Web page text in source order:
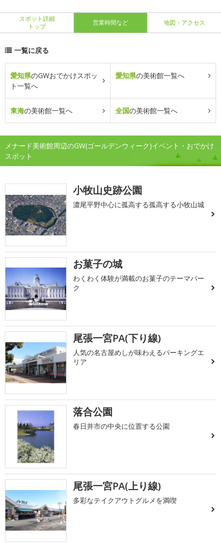
スポット詳細
トップ
営業時間など 地図・アクセス
一覧に戻る
愛知県のGWおでかけスポッ
ト一覧へ
愛知県の美術館一覧へ
東海の美術館一覧へ 全国の美術館一覧へ
メナード美術館周辺のGW(ゴールデンウィーク)イベント・おでかけ
スポット
小牧山史跡公園
濃尾平野中心に孤高する孤高する小牧山城
お菓子の城
わくわく体験が満載のお菓子のテーマパー
ク
尾張一宮PA(下り線)
人気の名古屋めしが味わえるパーキングエ
リア
落合公園
春日井市の中央に位置する公園
尾張一宮PA(上り線)
多彩なテイクアウトグルメを満喫